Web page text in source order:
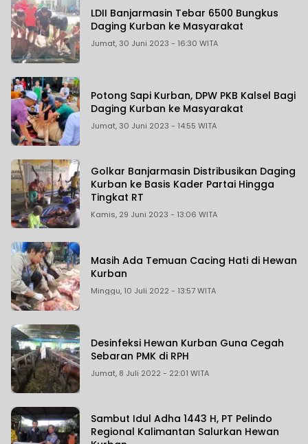
LDII Banjarmasin Tebar 6500 Bungkus
Daging Kurban ke Masyarakat
Jumat, 30 Juni 2023 - 16:30 WITA
Potong Sapi Kurban, DPW PKB Kalsel Bagi
Daging Kurban ke Masyarakat
Jumat, 30 Juni 2023 - 14:55 WITA
Golkar Banjarmasin Distribusikan Daging
Kurban ke Basis Kader Partai Hingga
Tingkat RT
Kamis, 29 Juni 2023 - 13:06 WITA
Masih Ada Temuan Cacing Hati di Hewan
Kurban
Minggu, 10 Juli 2022 - 13:57 WITA
Desinfeksi Hewan Kurban Guna Cegah
Sebaran PMK di RPH
Jumat, 8 Juli 2022 - 22:01 WITA
Sambut Idul Adha 1443 H, PT Pelindo
Regional Kalimantan Salurkan Hewan